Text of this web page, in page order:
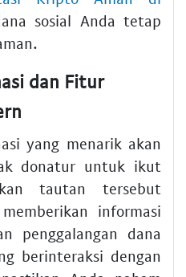
sosial Anda tetap
dan Fitur
yang menarik akan
donatur untuk ikut
tautan tersebut
informasi
penggalangan dana
berinteraksi dengan